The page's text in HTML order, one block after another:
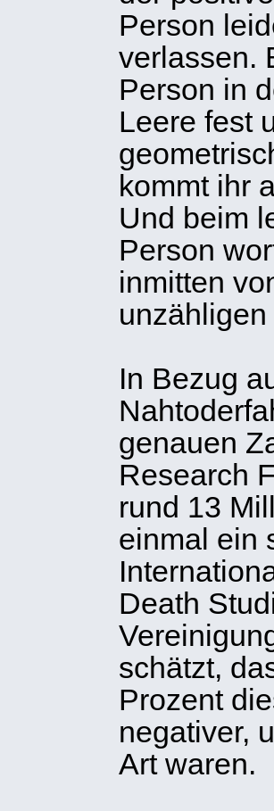
Person
verlassen.
Person in
Leere fest
kommt ihr
Und beim
Person
inmitten
In Bezug
genauen
Research
rund 13
einmal ein
Death
schätzt,
Prozent
negativer,
Art waren.